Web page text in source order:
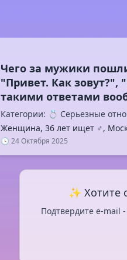
Чего за мужики
"Привет. Как зовут?",
Категории: 💍 Серьезные
Женщина, 36 лет ищет ♂️,
🕓 24 Октября 2025
✨ Хотите
Подтвердите e-mail